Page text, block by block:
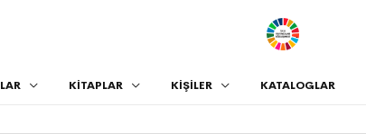
.
KİTAPLAR KİŞİLER KATALOGLAR